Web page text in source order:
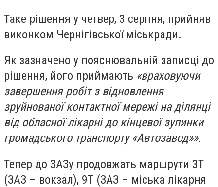
Таке рішення у четвер, 3 серпня, прийняв
виконком Чернігівської міськради.
Як зазначено у пояснювальній записці до
рішення, його приймають «враховуючи
завершення робіт з відновлення
зруйнованої контактної мережі на ділянці
від обласної лікарні до кінцевої зупинки
громадського транспорту «Автозавод»».
Тепер до ЗАЗу продовжать маршрути 3Т
(ЗАЗ – вокзал), 9Т (ЗАЗ – міська лікарня